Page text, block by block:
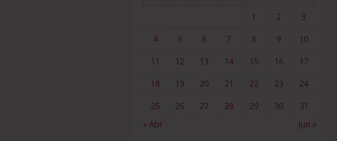
1 2
3
4
5 6 7 8 9
10
11
12 13 14 15 16
17
18
19 20 21 22 23
24
25
26 27 28 29 30
31
« Abr
Jun »